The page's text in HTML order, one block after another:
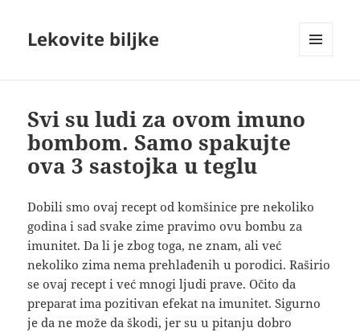
Lekovite biljke
Svi su ludi za ovom imuno
bombom. Samo spakujte
ova 3 sastojka u teglu
Dobili smo ovaj recept od komšinice pre nekoliko
godina i sad svake zime pravimo ovu bombu za
imunitet. Da li je zbog toga, ne znam, ali već
nekoliko zima nema prehlađenih u porodici. Raširio
se ovaj recept i već mnogi ljudi prave. Očito da
preparat ima pozitivan efekat na imunitet. Sigurno
je da ne može da škodi, jer su u pitanju dobro